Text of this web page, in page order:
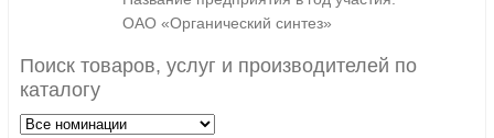
ОАО «Органический синтез»
Поиск товаров, услуг и производителей по
каталогу